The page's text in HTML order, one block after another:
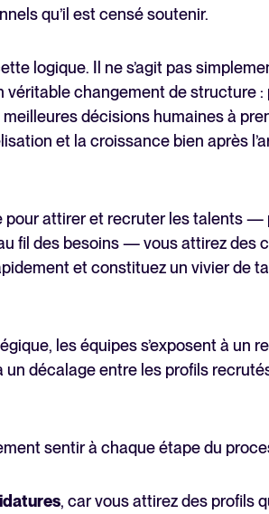
qu’il est censé soutenir.
logique. Il ne s’agit pas
véritable changement de structure :
décisions humaines à
et la croissance bien après
pour attirer et recruter les talents —
fil des besoins — vous attirez des
et constituez un vivier de
les équipes s’exposent à un
un décalage entre les profils
sentir à chaque étape du
, car vous attirez des profils